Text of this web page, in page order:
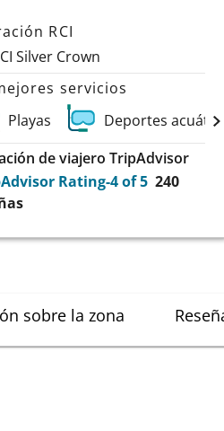
RCI
Silver Crown
servicios
Playas
Deportes
de viajero TripAdvisor
240
sobre la zona